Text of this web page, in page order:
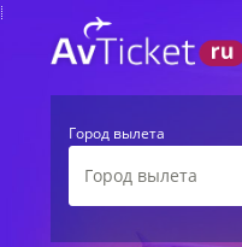
Город вылета